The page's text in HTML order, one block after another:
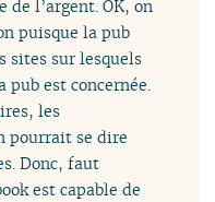
de l’argent. OK, on
puisque la pub
sites sur lesquels
pub est concernée.
les
pourrait se dire
Donc, faut
est capable de